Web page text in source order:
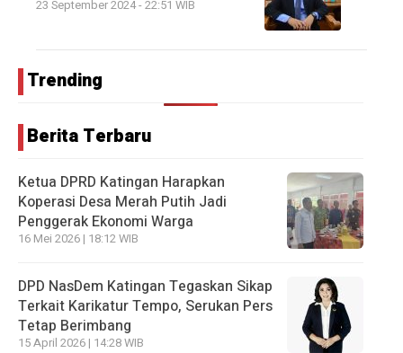
23 September 2024 - 22:51 WIB
Trending
Berita Terbaru
Ketua DPRD Katingan Harapkan
Koperasi Desa Merah Putih Jadi
Penggerak Ekonomi Warga
16 Mei 2026 | 18:12 WIB
DPD NasDem Katingan Tegaskan Sikap
Terkait Karikatur Tempo, Serukan Pers
Tetap Berimbang
15 April 2026 | 14:28 WIB